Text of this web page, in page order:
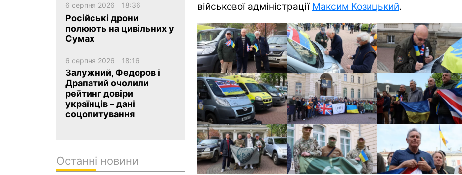
військової адміністрації Максим Козицький.
6 серпня 2026 18:36
Російські дрони
полюють на цивільних у
Сумах
6 серпня 2026 18:16
Залужний, Федоров і
Драпатий очолили
рейтинг довіри
українців – дані
соцопитування
Останні новини